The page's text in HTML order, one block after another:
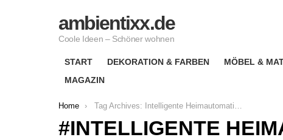
ambientixx.de
Coole Ideen – Schöner wohnen
START DEKORATION & FARBEN MÖBEL &
MAGAZIN
You are here:
Home Tag Archives: Intelligente Heimautomation
INTELLIGENTE